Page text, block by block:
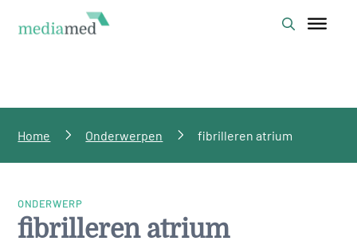
Home Onderwerpen fibrilleren atrium
ONDERWERP
fibrilleren atrium